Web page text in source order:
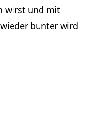
wirst und mit
bunter wird